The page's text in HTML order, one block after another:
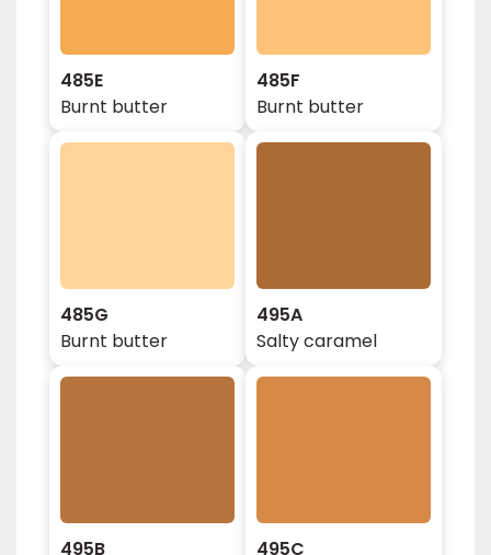
485E
Burnt butter
485F
Burnt butter
485G
Burnt butter
495A
Salty caramel
495B 495C